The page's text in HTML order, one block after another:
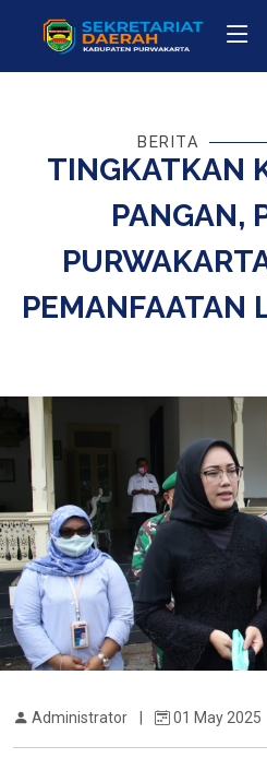
BERITA
TINGKATKAN
PANGAN,
PEMANFAATAN
Administrator 01 May 2025